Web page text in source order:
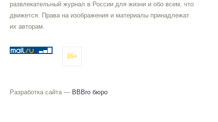
развлекательный журнал в России для жизни и обо всем, что
движется. Права на изображения и материалы принадлежат
их авторам.
16+
Разработка сайта — BBBro бюро